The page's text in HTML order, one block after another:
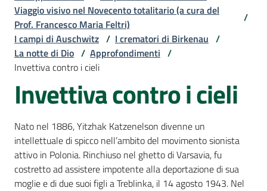
Concittadini
Porte
aperte
in
Assemblea
itineranti
Percorsi
sulla
Viaggio visivo nel Novecento totalitario (a cura del
Prof. Francesco Maria Feltri)
/
I campi di Auschwitz / I crematori di Birkenau /
La notte di Dio / Approfondimenti /
Invettiva contro i cieli
Invettiva contro i cieli
Nato nel 1886, Yitzhak Katzenelson divenne un
intellettuale di spicco nell’ambito del movimento sionista
attivo in Polonia. Rinchiuso nel ghetto di Varsavia, fu
costretto ad assistere impotente alla deportazione di sua
moglie e di due suoi figli a Treblinka, il 14 agosto 1943. Nel